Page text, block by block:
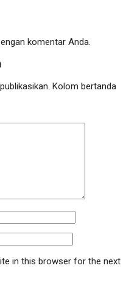
komentar Anda.
Kolom bertanda
in this browser for the next